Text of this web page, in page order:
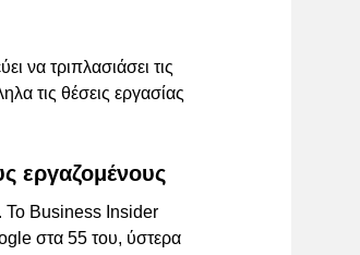
να τριπλασιάσει τις
τις θέσεις εργασίας
εργαζομένους
Το Business Insider
στα 55 του, ύστερα